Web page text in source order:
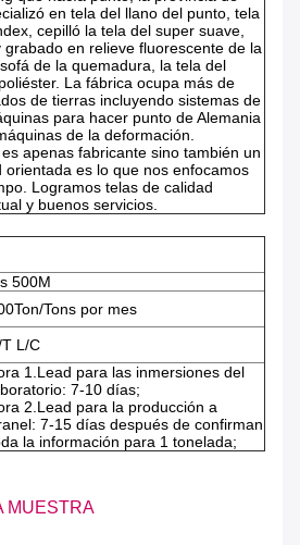
en tela del llano del punto, tela
cepilló la tela del super suave,
grabado en relieve fluorescente de la
de la quemadura, la tela del
La fábrica ocupa más de
de tierras incluyendo sistemas de
para hacer punto de Alemania
de la deformación.
apenas fabricante sino también un
orientada es lo que nos enfocamos
Logramos telas de calidad
y buenos servicios.
500M
Tons por mes
L/C
1.Lead para las inmersiones del
7-10 días;
2.Lead para la producción a
7-15 días después de confirman
la información para 1 tonelada;
MUESTRA